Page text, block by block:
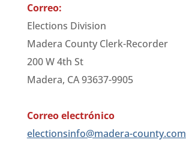
Correo:
Elections Division
Madera County Clerk-Recorder
200 W 4th St
Madera, CA 93637-9905
Correo electrónico
electionsinfo@madera-county.com